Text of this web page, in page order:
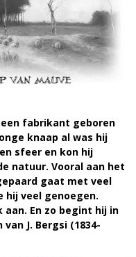
fabrikant geboren
knaap al was hij
sfeer en kon hij
natuur. Vooral aan het
gaat met veel
hij veel genoegen.
En zo begint hij in
J. Bergsi (1834-